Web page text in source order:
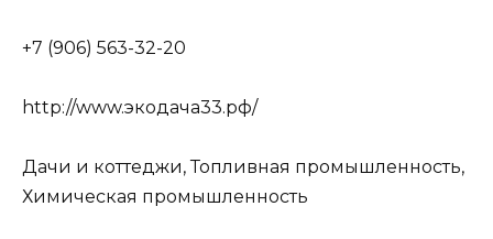
+7 (906) 563-32-20
http://www.экодача33.рф/
Дачи и коттеджи, Топливная промышленность,
Химическая промышленность